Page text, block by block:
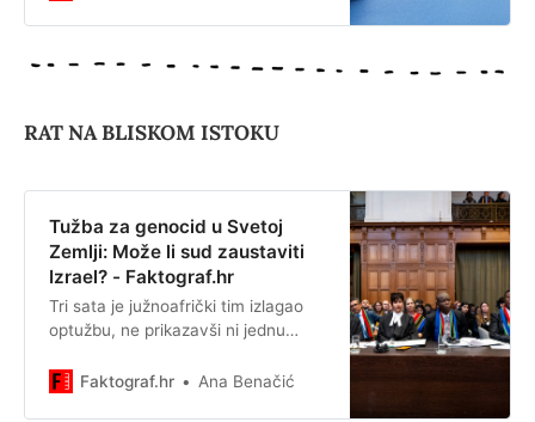
RAT NA BLISKOM ISTOKU
Tužba za genocid u Svetoj
Zemlji: Može li sud zaustaviti
Izrael? - Faktograf.hr
Tri sata je južnoafrički tim izlagao
optužbu, ne prikazavši ni jednu
jedno osakaćeno ili mrtvo dijete.
Faktograf.hr Ana Benačić